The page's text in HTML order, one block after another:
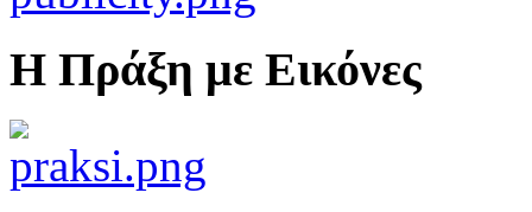
Η Πράξη με Εικόνες